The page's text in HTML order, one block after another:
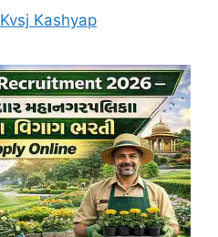
Kvsj Kashyap